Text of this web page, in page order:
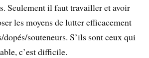
Seulement il faut travailler et avoir
les moyens de lutter efficacement
souteneurs. S’ils sont ceux qui
c’est difficile.